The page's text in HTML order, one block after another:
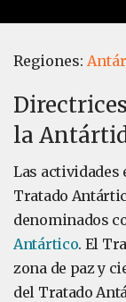
Regiones:
la
Las actividades
Tratado
denominados
Antártico. El
zona de paz y
del Tratado